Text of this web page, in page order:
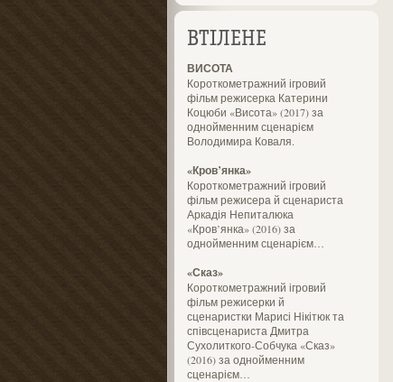
ВТІЛЕНЕ
ВИСОТА
Короткометражний ігровий
фільм режисерка Катерини
Коцюби «Висота» (2017) за
однойменним сценарієм
Володимира Коваля.
«Кров’янка»
Короткометражний ігровий
фільм режисера й сценариста
Аркадія Непиталюка
«Кров’янка» (2016) за
однойменним сценарієм…
«Сказ»
Короткометражний ігровий
фільм режисерки й
сценаристки Марисі Нікітюк та
співсценариста Дмитра
Сухолиткого-Собчука «Сказ»
(2016) за однойменним
сценарієм…